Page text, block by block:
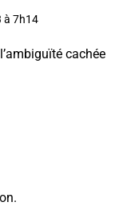
à 7h14
cachée